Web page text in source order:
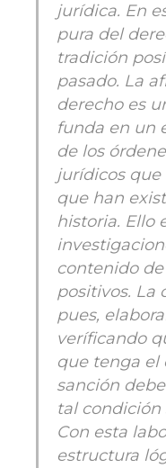
jurídica. En
pura del
tradición
pasado. La
derecho es
funda en un
de los
jurídicos
que han
historia. Ello
contenido
positivos. La
pues,
veríficando
que tenga el
sanción
tal condición
Con esta
estructura